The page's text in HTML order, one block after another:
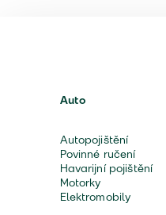
Auto
Autopojištění
Povinné ručení
Havarijní pojištění
Motorky
Elektromobily